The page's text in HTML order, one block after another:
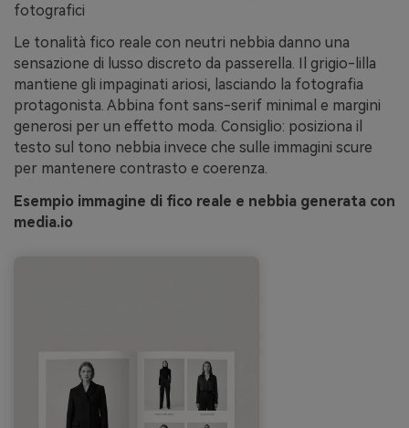
fotografici
Le tonalità fico reale con neutri nebbia danno una
sensazione di lusso discreto da passerella. Il grigio-lilla
mantiene gli impaginati ariosi, lasciando la fotografia
protagonista. Abbina font sans-serif minimal e margini
generosi per un effetto moda. Consiglio: posiziona il
testo sul tono nebbia invece che sulle immagini scure
per mantenere contrasto e coerenza.
Esempio immagine di fico reale e nebbia generata con
media.io